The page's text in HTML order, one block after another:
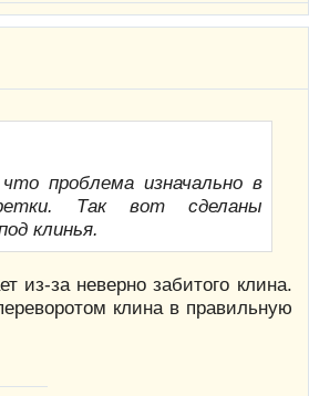
проблема изначально в
Так вот сделаны
клинья.
из-за неверно забитого клина.
клина в правильную